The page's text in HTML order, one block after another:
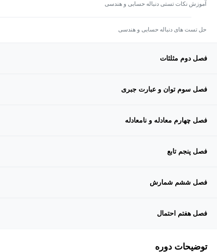
آموزش نکات تستی دنباله حسابی و هندسی
حل تست های دنباله حسابی و هندسی
فصل دوم مثلثات
فصل سوم توان و عبارت جبری
فصل چهارم معادله و نامعادله
فصل پنجم تابع
فصل ششم شمارش
فصل هفتم احتمال
توضیحات دوره